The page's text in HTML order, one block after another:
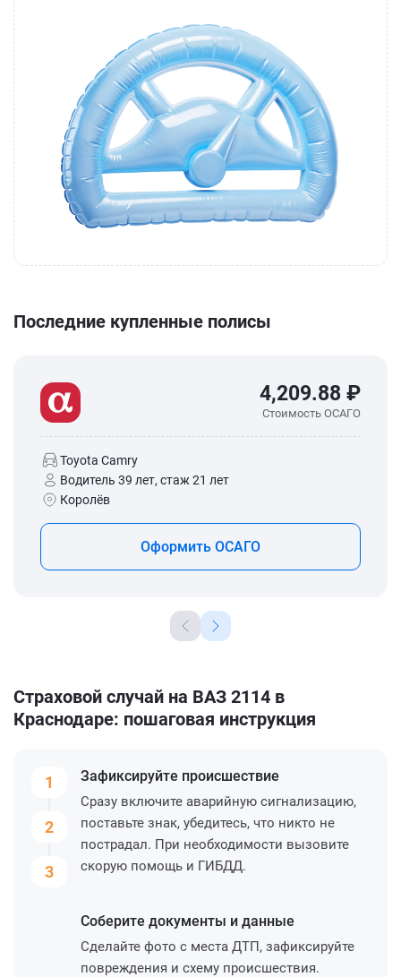
Последние купленные полисы
4,209.88 ₽
Стоимость ОСАГО
Toyota Camry
Водитель 39 лет, стаж 21 лет
Королёв
Оформить ОСАГО
Страховой случай на ВАЗ 2114 в
Краснодаре: пошаговая инструкция
1
2
3
Зафиксируйте происшествие
Сразу включите аварийную сигнализацию,
поставьте знак, убедитесь, что никто не
пострадал. При необходимости вызовите
скорую помощь и ГИБДД.
Соберите документы и данные
Сделайте фото с места ДТП, зафиксируйте
повреждения и схему происшествия.